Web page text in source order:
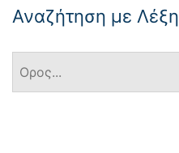
Αναζήτηση με Λέξη